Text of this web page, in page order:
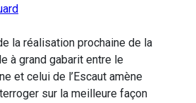
la réalisation prochaine de la
à grand gabarit entre le
et celui de l’Escaut amène
sur la meilleure façon